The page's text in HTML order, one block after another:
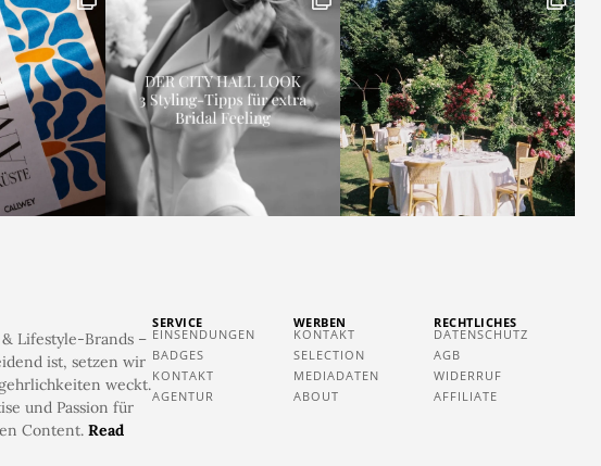
Lifestyle-Brands –
ist, setzen wir
weckt.
und Passion für
Content. Read
SERVICE
EINSENDUNGEN
BADGES
KONTAKT
AGENTUR
WERBEN
KONTAKT
SELECTION
MEDIADATEN
ABOUT
RECHTLICHES
DATENSCHUTZ
AGB
WIDERRUF
AFFILIATE